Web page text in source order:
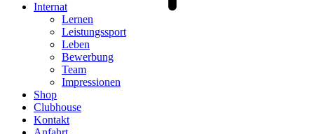
Internat
Lernen
Leistungssport
Leben
Bewerbung
Team
Impressionen
Shop
Clubhouse
Kontakt